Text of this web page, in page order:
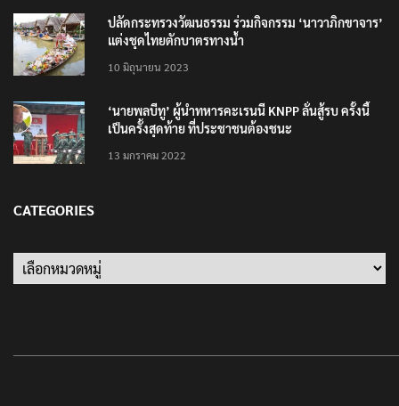
ปลัดกระทรวงวัฒนธรรม ร่วมกิจกรรม ‘นาวาภิกขาจาร’
แต่งชุดไทยตักบาตรทางน้ำ
10 มิถุนายน 2023
‘นายพลบีทู’ ผู้นำทหารคะเรนนี KNPP ลั่นสู้รบ ครั้งนี้
เป็นครั้งสุดท้าย ที่ประชาชนต้องชนะ
13 มกราคม 2022
CATEGORIES
Categories